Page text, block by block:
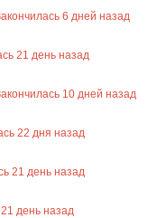
6 дней назад
21 день назад
10 дней назад
22 дня назад
21 день назад
21 день назад